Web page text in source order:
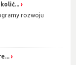
rozwoju